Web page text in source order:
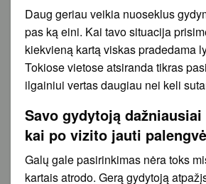
Daug geriau veikia nuoseklus
pas ką eini. Kai tavo situacija
kiekvieną kartą viskas pradedama
Tokiose vietose atsiranda tikras
ilgainiui vertas daugiau nei keli
Savo gydytoją
kai po vizito jauti
Galų gale pasirinkimas nėra toks
kartais atrodo. Gerą gydytoją